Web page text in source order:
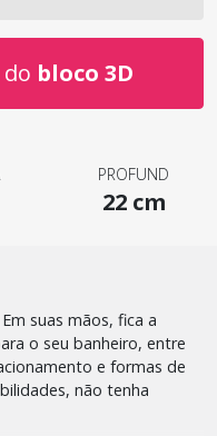
bloco 3D
PROFUND
22 cm
suas mãos, fica a
o seu banheiro, entre
e formas de
não tenha